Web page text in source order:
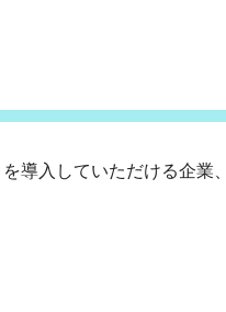
導入していただける企業